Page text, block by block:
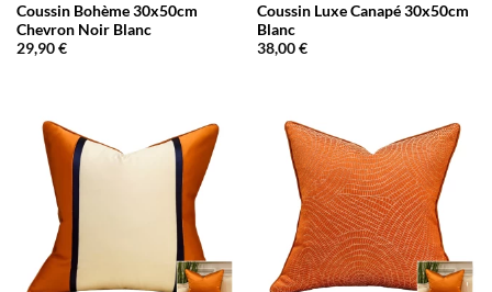
Coussin Bohème 30x50cm
Chevron Noir Blanc
29,90€
Coussin Luxe Canapé 30x50cm
Blanc
38,00€